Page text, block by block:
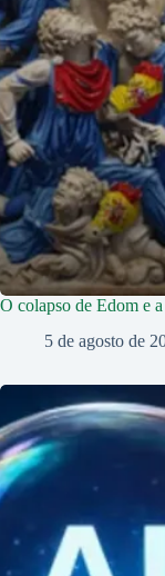
O colapso de Edom e
5 de agosto de